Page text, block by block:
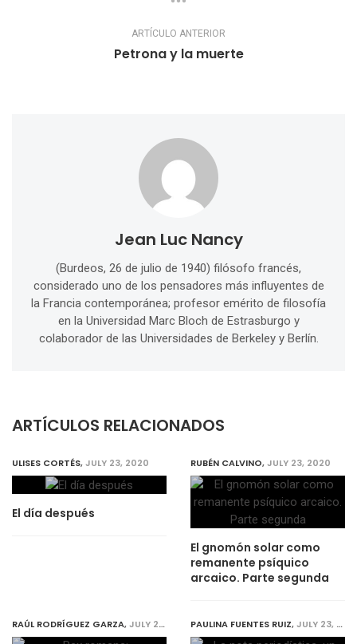
ARTÍCULO ANTERIOR
Petrona y la muerte
Jean Luc Nancy
(Burdeos, 26 de julio de 1940) filósofo francés,
considerado uno de los pensadores más influyentes de
la Francia contemporánea; profesor emérito de filosofía
en la Universidad Marc Bloch de Estrasburgo y
colaborador de las Universidades de Berkeley y Berlín.
ARTÍCULOS RELACIONADOS
ULISES CORTÉS,JULY 23, 2020
El día después
RUBÉN CALVINO,JULY 23, 2020
El gnomón solar como
remanente psíquico
arcaico. Parte segunda
RAÚL RODRÍGUEZ GARZA,JULY 23, 2020 PAULINA FUENTES RUIZ,JULY 23, 2020